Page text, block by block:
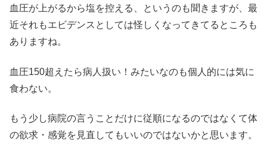
血圧が上がるから塩を控える、というのも聞きますが、最
近それもエビデンスとしては怪しくなってきてるところも
ありますね。
血圧150超えたら病人扱い！みたいなのも個人的には気に
食わない。
もう少し病院の言うことだけに従順になるのではなくて体
の欲求・感覚を見直してもいいのではないかと思います。